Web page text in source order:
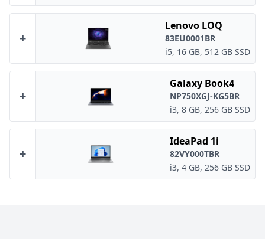
+
Lenovo LOQ
83EU0001BR
i5, 16 GB, 512 GB SSD
+
Galaxy Book4
NP750XGJ-KG5BR
i3, 8 GB, 256 GB SSD
+
IdeaPad 1i
82VY000TBR
i3, 4 GB, 256 GB SSD